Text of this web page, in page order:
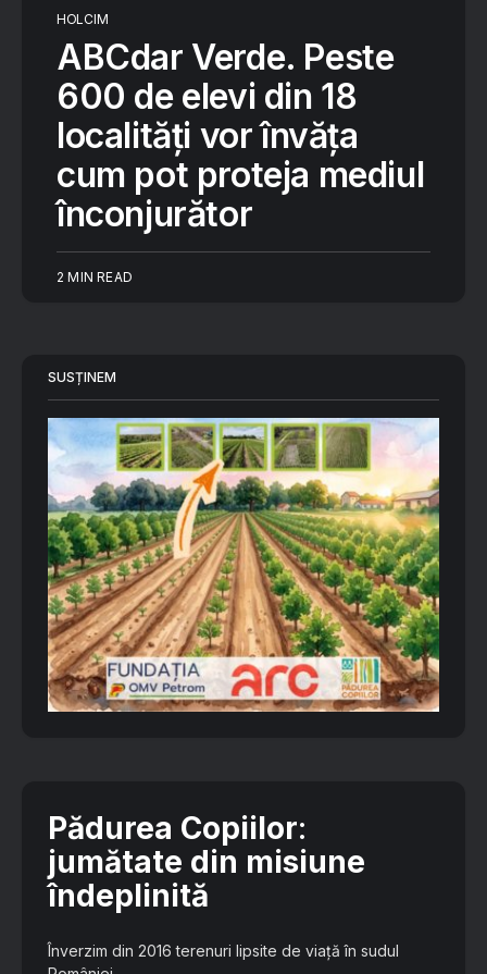
HOLCIM
ABCdar Verde. Peste
600 de elevi din 18
localități vor învăța
cum pot proteja mediul
înconjurător
2 MIN READ
SUSȚINEM
Pădurea Copiilor:
jumătate din misiune
îndeplinită
Înverzim din 2016 terenuri lipsite de viață în sudul